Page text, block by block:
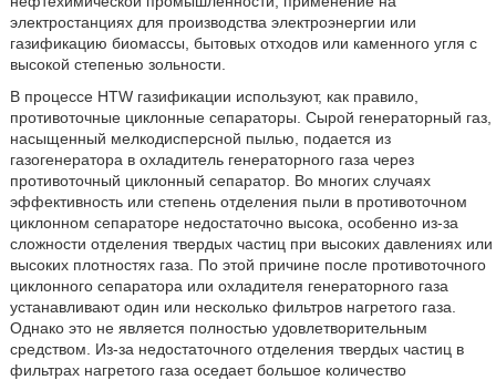
электростанциях для производства электроэнергии или
газификацию биомассы, бытовых отходов или каменного угля с
высокой степенью зольности.
В процессе HTW газификации используют, как правило,
противоточные циклонные сепараторы. Сырой генераторный газ,
насыщенный мелкодисперсной пылью, подается из
газогенератора в охладитель генераторного газа через
противоточный циклонный сепаратор. Во многих случаях
эффективность или степень отделения пыли в противоточном
циклонном сепараторе недостаточно высока, особенно из-за
сложности отделения твердых частиц при высоких давлениях или
высоких плотностях газа. По этой причине после противоточного
циклонного сепаратора или охладителя генераторного газа
устанавливают один или несколько фильтров нагретого газа.
Однако это не является полностью удовлетворительным
средством. Из-за недостаточного отделения твердых частиц в
фильтрах нагретого газа оседает большое количество